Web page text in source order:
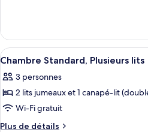
chambre :
Chambre
Prestige,
lit
double
Chambre
Prestige,
1
double
Afficher
toutes
les
photos
pour
ce
10
Chambre Standard, Plusieurs lits
3 personnes
2 lits jumeaux et 1 canapé-lit
Wi-Fi gratuit
Plus de détails
Plus